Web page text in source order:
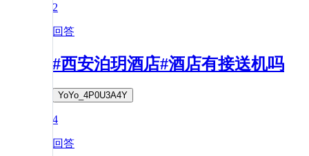
2
回答
#西安泊玥酒店#酒店有接送机吗
YoYo_4P0U3A4Y
4
回答